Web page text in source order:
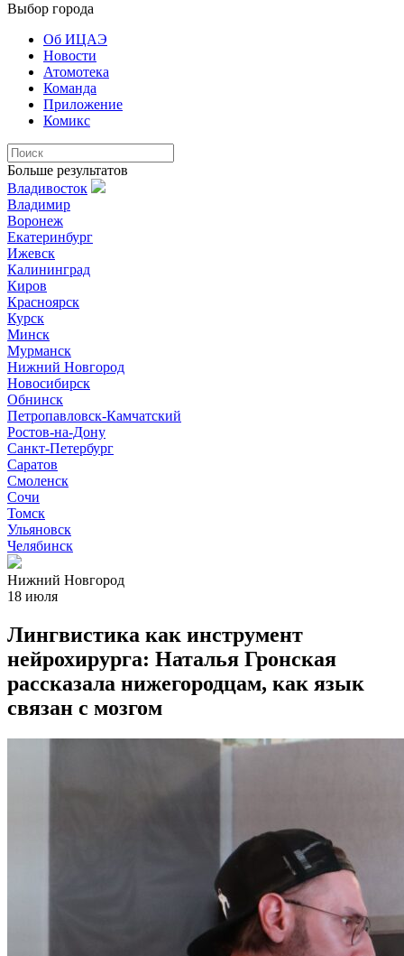
Выбор города
Об ИЦАЭ
Новости
Атомотека
Команда
Приложение
Комикс
Больше результатов
Владивосток
Владимир
Воронеж
Екатеринбург
Ижевск
Калининград
Киров
Красноярск
Курск
Минск
Мурманск
Нижний Новгород
Новосибирск
Обнинск
Петропавловск-Камчатский
Ростов-на-Дону
Санкт-Петербург
Саратов
Смоленск
Сочи
Томск
Ульяновск
Челябинск
Нижний Новгород
18 июля
Лингвистика как инструмент
нейрохирурга: Наталья Гронская
рассказала нижегородцам, как язык
связан с мозгом